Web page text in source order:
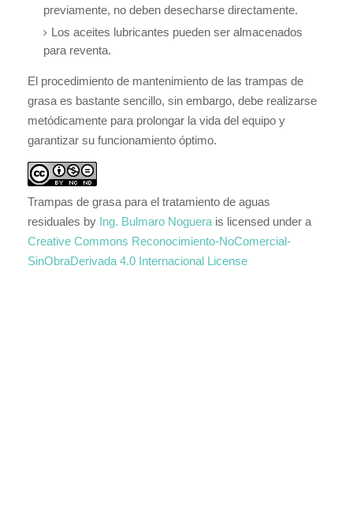
previamente, no deben desecharse directamente.
Los aceites lubricantes pueden ser almacenados
para reventa.
El procedimiento de mantenimiento de las trampas de
grasa es bastante sencillo, sin embargo, debe realizarse
metódicamente para prolongar la vida del equipo y
garantizar su funcionamiento óptimo.
Trampas de grasa para el tratamiento de aguas
residuales by Ing. Bulmaro Noguera is licensed under a
Creative Commons Reconocimiento-NoComercial-
SinObraDerivada 4.0 Internacional License